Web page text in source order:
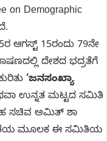
on Demographic
ಆಗಸ್ಟ್ 15ರಂದು 79ನೇ
ದೇಶದ ಭದ್ರತೆಗೆ
‘ಜನಸಂಖ್ಯಾ
ಉನ್ನತ ಮಟ್ಟದ ಸಮಿತಿ
ಸಚಿವ ಅಮಿತ್ ಶಾ
ಮೂಲಕ ಈ ಸಮಿತಿಯ